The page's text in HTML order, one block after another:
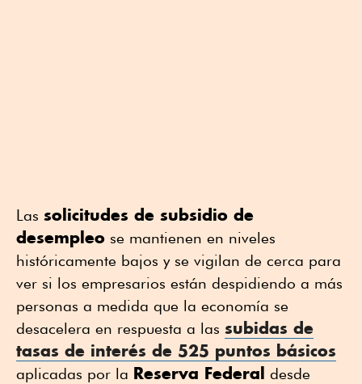
Las solicitudes de subsidio de
desempleo se mantienen en niveles
históricamente bajos y se vigilan de cerca para
ver si los empresarios están despidiendo a más
personas a medida que la economía se
desacelera en respuesta a las subidas de
tasas de interés de 525 puntos básicos
aplicadas por la Reserva Federal desde